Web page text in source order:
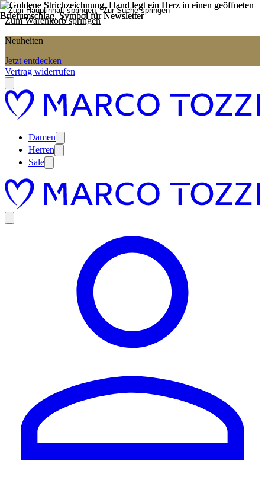
Zum Hauptinhalt springen Zur Suche springen
Zum Warenkorb springen
Neuheiten
Jetzt entdecken
Vertrag widerrufen
Damen
Herren
Sale